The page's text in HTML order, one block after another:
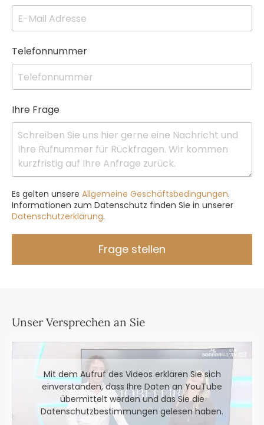
Telefonnummer
Ihre Frage
Es gelten unsere Allgemeine Geschäftsbedingungen.
Informationen zum Datenschutz finden Sie in unserer
Datenschutzerklärung.
Frage stellen
Unser Versprechen an Sie
Mit dem Aufruf des Videos erklären Sie sich
einverstanden, dass Ihre Daten an YouTube
übermittelt werden und das Sie die
Datenschutzbestimmungen gelesen haben.